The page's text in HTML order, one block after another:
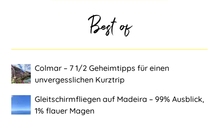
Best of
Colmar ‒ 7 1/2 Geheimtipps für einen
unvergesslichen Kurztrip
Gleitschirmfliegen auf Madeira ‒ 99% Ausblick,
1% flauer Magen